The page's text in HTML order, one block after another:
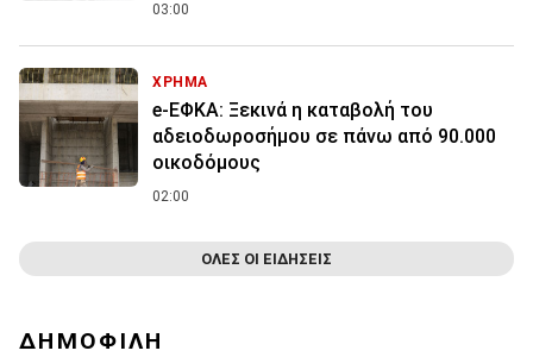
03:00
ΧΡΗΜΑ
e-ΕΦΚΑ: Ξεκινά η καταβολή του
αδειοδωροσήμου σε πάνω από 90.000
οικοδόμους
02:00
ΟΛΕΣ ΟΙ ΕΙΔΗΣΕΙΣ
ΔΗΜΟΦΙΛΗ